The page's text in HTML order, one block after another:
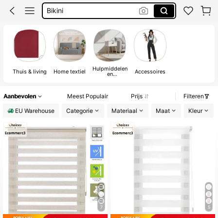
Trouwjurk
Katoen
Thuis & living Home textiel Hulpmiddelen
en Accessoires
Aanbevolen Meest Populair Prijs
Filteren
EU Warehouse
Categorie Materiaal Maat Kleur
7 5